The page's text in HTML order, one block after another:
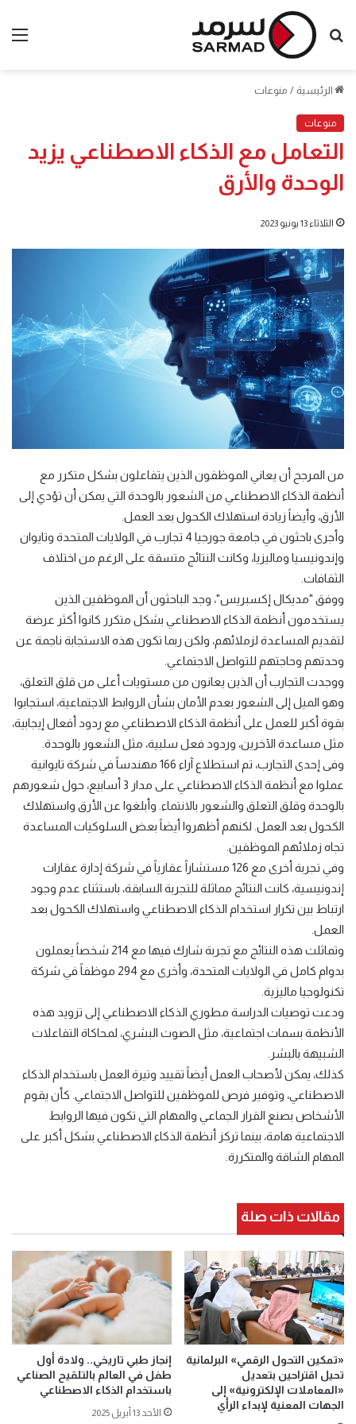
بحث
الرئيسية / منوعات
منوعات
التعامل مع الذكاء الاصطناعي يزيد
الوحدة والأرق
الثلاثاء 13 يونيو 2023
من المرجح أن يعاني الموظفون الذين يتفاعلون بشكل متكرر مع
أنظمة الذكاء الاصطناعي من الشعور بالوحدة التي يمكن أن تؤدي إلى
الأرق، وأيضاً زيادة استهلاك الكحول بعد العمل.
وأجرى باحثون في جامعة جورجيا 4 تجارب في الولايات المتحدة وتايوان
وإندونيسيا وماليزيا، وكانت النتائج متسقة على الرغم من اختلاف
الثقافات.
ووفق "مديكال إكسبريس"، وجد الباحثون أن الموظفين الذين
يستخدمون أنظمة الذكاء الاصطناعي بشكل متكرر كانوا أكثر عرضة
لتقديم المساعدة لزملائهم، ولكن ربما تكون هذه الاستجابة ناجمة عن
وحدتهم وحاجتهم للتواصل الاجتماعي.
ووجدت التجارب أن الذين يعانون من مستويات أعلى من قلق التعلق،
وهو الميل إلى الشعور بعدم الأمان بشأن الروابط الاجتماعية، استجابوا
بقوة أكبر للعمل على أنظمة الذكاء الاصطناعي مع ردود أفعال إيجابية،
مثل مساعدة الآخرين، وردود فعل سلبية، مثل الشعور بالوحدة.
وفى إحدى التجارب، تم استطلاع آراء 166 مهندساً في شركة تايوانية
عملوا مع أنظمة الذكاء الاصطناعي على مدار 3 أسابيع، حول شعورهم
بالوحدة وقلق التعلق والشعور بالانتماء. وأبلغوا عن الأرق واستهلاك
الكحول بعد العمل. لكنهم أظهروا أيضاً بعض السلوكيات المساعدة
تجاه زملائهم الموظفين.
وفي تجربة أخرى مع 126 مستشاراً عقارياً في شركة إدارة عقارات
إندونيسية، كانت النتائج مماثلة للتجربة السابقة، باستثناء عدم وجود
ارتباط بين تكرار استخدام الذكاء الاصطناعي واستهلاك الكحول بعد
العمل.
وتماثلت هذه النتائج مع تجربة شارك فيها مع 214 شخصاً يعملون
بدوام كامل في الولايات المتحدة، وأخرى مع 294 موظفاً في شركة
تكنولوجيا ماليزية.
ودعت توصيات الدراسة مطوري الذكاء الاصطناعي إلى تزويد هذه
الأنظمة بسمات اجتماعية، مثل الصوت البشري، لمحاكاة التفاعلات
الشبيهة بالبشر.
كذلك، يمكن لأصحاب العمل أيضاً تقييد وتيرة العمل باستخدام الذكاء
الاصطناعي، وتوفير فرص للموظفين للتواصل الاجتماعي. كأن يقوم
الأشخاص بصنع القرار الجماعي والمهام التي تكون فيها الروابط
الاجتماعية هامة، بينما تركز أنظمة الذكاء الاصطناعي بشكل أكبر على
المهام الشاقة والمتكررة.
مقالات ذات صلة
«تمكين التحول الرقمي» البرلمانية
تحيل اقتراحين بتعديل
«المعاملات الإلكترونية» إلى
الجهات المعنية لإبداء الرأي
إنجاز طبي تاريخي.. ولادة أول
طفل في العالم بالتلقيح الصناعي
باستخدام الذكاء الاصطناعي
الأحد 13 أبريل 2025